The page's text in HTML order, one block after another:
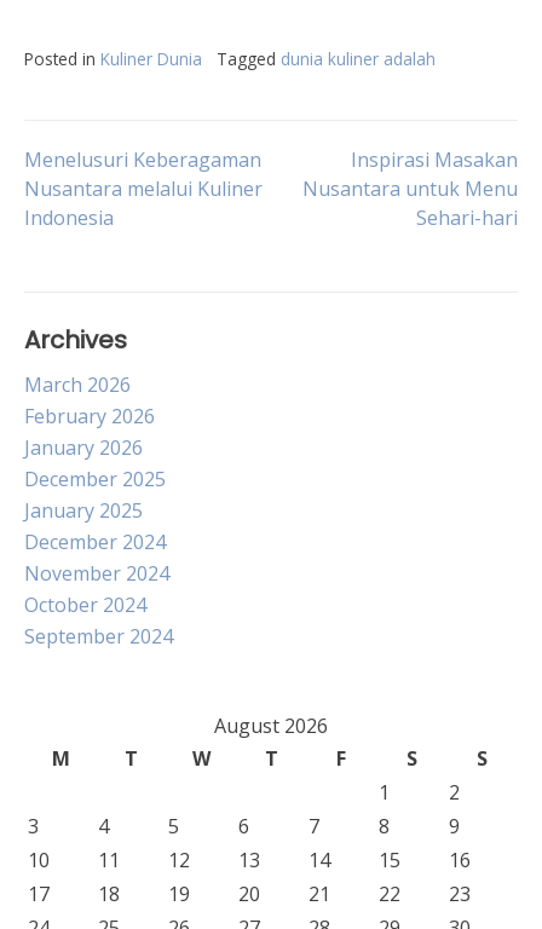
Posted in Kuliner Dunia Tagged dunia kuliner adalah
Post
navigation
Menelusuri Keberagaman
Nusantara melalui Kuliner
Indonesia
Inspirasi Masakan
Nusantara untuk Menu
Sehari-hari
Archives
March 2026
February 2026
January 2026
December 2025
January 2025
December 2024
November 2024
October 2024
September 2024
August 2026
M
T W T F S
S
1
2
3
4 5 6 7 8
9
10
11 12 13 14 15
16
17
18 19 20 21 22
23